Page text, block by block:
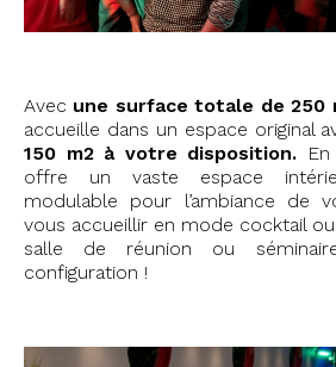
Avec une surface totale de 250
accueille dans un espace original
150 m2 à votre disposition.
offre un vaste espace
modulable pour l’ambiance de
vous accueillir en mode cocktail
salle de réunion ou
configuration !